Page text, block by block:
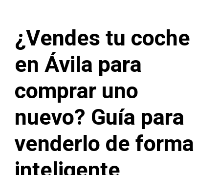
¿Vendes tu coche
en Ávila para
comprar uno
nuevo? Guía para
venderlo de forma